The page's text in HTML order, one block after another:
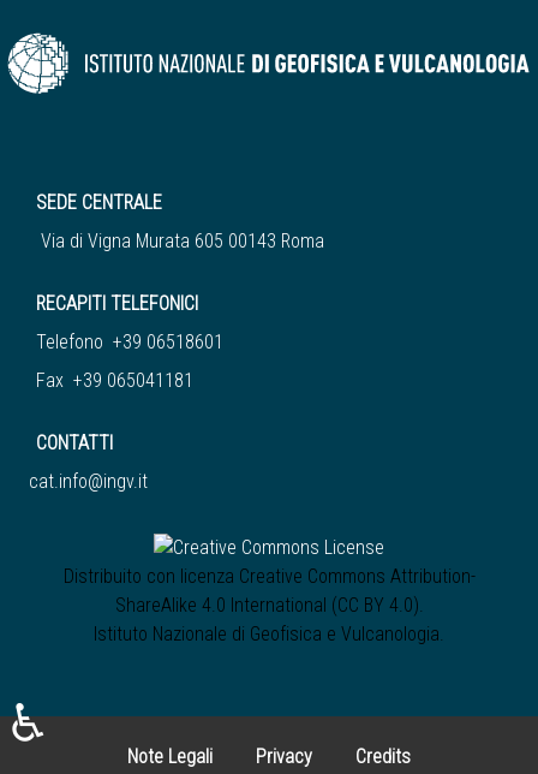
SEDE CENTRALE
Via di Vigna Murata 605 00143 Roma
RECAPITI TELEFONICI
Telefono +39 06518601
Fax +39 065041181
CONTATTI
cat.info@ingv.it
Distribuito con licenza Creative Commons Attribution-
ShareAlike 4.0 International (CC BY 4.0)
Istituto Nazionale di Geofisica e Vulcanologia
Note Legali Privacy Credits